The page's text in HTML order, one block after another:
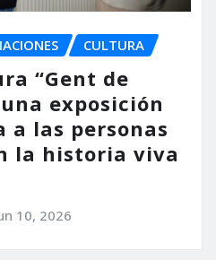
CULTURA
“Gent de
exposición
a las personas
la historia viva
10, 2026